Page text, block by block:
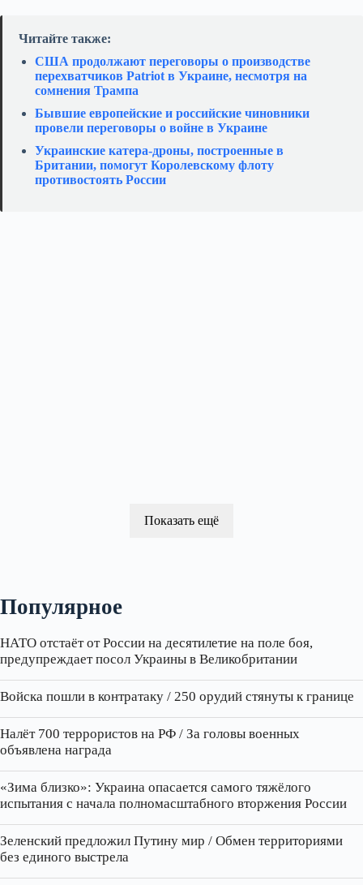
Читайте также:
США продолжают переговоры о производстве
перехватчиков Patriot в Украине, несмотря на
сомнения Трампа
Бывшие европейские и российские чиновники
провели переговоры о войне в Украине
Украинские катера‑дроны, построенные в
Британии, помогут Королевскому флоту
противостоять России
Показать ещё
Популярное
НАТО отстаёт от России на десятилетие на поле боя,
предупреждает посол Украины в Великобритании
Войска пошли в контратаку / 250 орудий стянуты к границе
Налёт 700 террористов на РФ / За головы военных
объявлена награда
«Зима близко»: Украина опасается самого тяжёлого
испытания с начала полномасштабного вторжения России
Зеленский предложил Путину мир / Обмен территориями
без единого выстрела